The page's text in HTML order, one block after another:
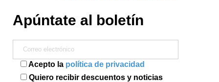
Apúntate al boletín
Acepto la política de privacidad
Quiero recibir descuentos y noticias